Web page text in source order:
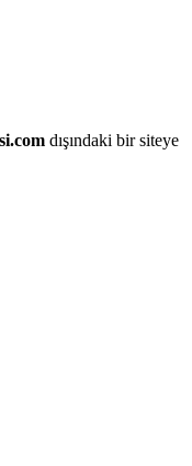
dışındaki bir siteye